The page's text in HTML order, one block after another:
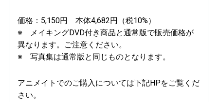
価格：5,150円 本体4,682円（税10%）
※ メイキングDVD付き商品と通常版で販売価格が
異なります。ご注意ください。
※ 写真集は通常版と同じものとなります。
アニメイトでのご購入については下記HPをご覧くだ
さい。